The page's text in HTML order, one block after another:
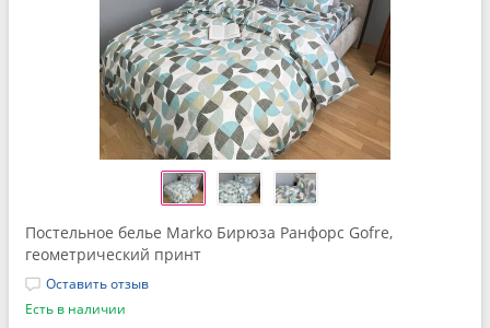
Постельное белье Marko Бирюза Ранфорс Gofre,
геометрический принт
Оставить отзыв
Есть в наличии